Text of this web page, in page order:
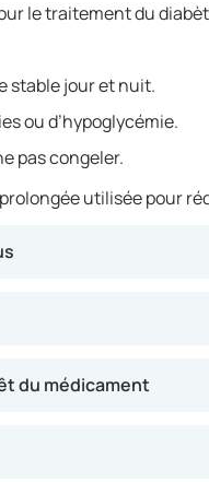
le traitement du
stable jour et nuit.
ou d’hypoglycémie.
pas congeler.
utilisée pour
du médicament